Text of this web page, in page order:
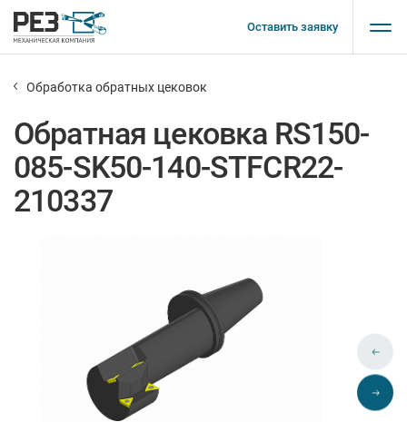
Оставить заявку
Обработка обратных цековок
Обратная цековка RS150-
085-SK50-140-STFCR22-
210337